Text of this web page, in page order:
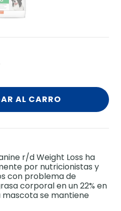
AL CARRO
r/d Weight Loss ha
por nutricionistas y
con problema de
corporal en un 22% en
mascota se mantiene